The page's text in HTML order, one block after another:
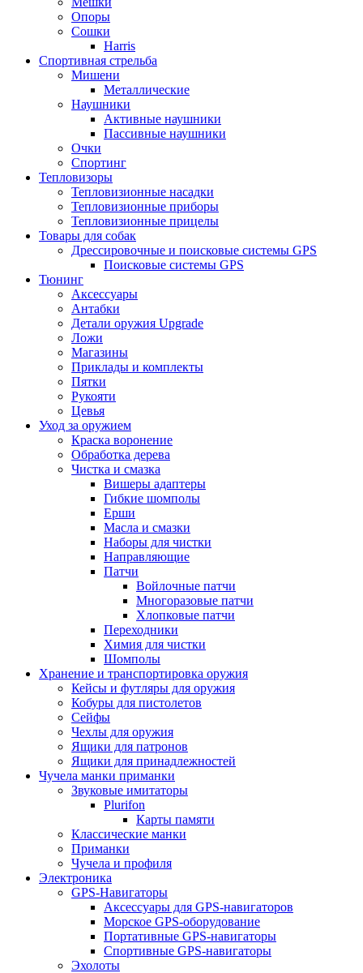
Опоры
Сошки
Harris
Спортивная стрельба
Мишени
Металлические
Наушники
Активные наушники
Пассивные наушники
Очки
Спортинг
Тепловизоры
Тепловизионные насадки
Тепловизионные приборы
Тепловизионные прицелы
Товары для собак
Дрессировочные и поисковые системы GPS
Поисковые системы GPS
Тюнинг
Аксессуары
Антабки
Детали оружия Upgrade
Ложи
Магазины
Приклады и комплекты
Пятки
Рукояти
Цевья
Уход за оружием
Краска воронение
Обработка дерева
Чистка и смазка
Вишеры адаптеры
Гибкие шомполы
Ерши
Масла и смазки
Наборы для чистки
Направляющие
Патчи
Войлочные патчи
Многоразовые патчи
Хлопковые патчи
Переходники
Химия для чистки
Шомполы
Хранение и транспортировка оружия
Кейсы и футляры для оружия
Кобуры для пистолетов
Сейфы
Чехлы для оружия
Ящики для патронов
Ящики для принадлежностей
Чучела манки приманки
Звуковые имитаторы
Plurifon
Карты памяти
Классические манки
Приманки
Чучела и профиля
Электроника
GPS-Навигаторы
Аксессуары для GPS-навигаторов
Морское GPS-оборудование
Портативные GPS-навигаторы
Спортивные GPS-навигаторы
Эхолоты